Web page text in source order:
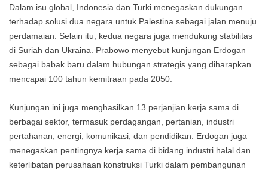
Dalam isu global, Indonesia dan Turki menegaskan dukungan
terhadap solusi dua negara untuk Palestina sebagai jalan menuju
perdamaian. Selain itu, kedua negara juga mendukung stabilitas
di Suriah dan Ukraina. Prabowo menyebut kunjungan Erdogan
sebagai babak baru dalam hubungan strategis yang diharapkan
mencapai 100 tahun kemitraan pada 2050.
Kunjungan ini juga menghasilkan 13 perjanjian kerja sama di
berbagai sektor, termasuk perdagangan, pertanian, industri
pertahanan, energi, komunikasi, dan pendidikan. Erdogan juga
menegaskan pentingnya kerja sama di bidang industri halal dan
keterlibatan perusahaan konstruksi Turki dalam pembangunan